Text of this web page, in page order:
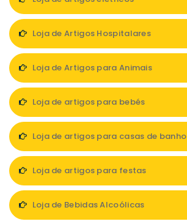
Loja de Artigos Hospitalares
Loja de Artigos para Animais
Loja de artigos para bebés
Loja de artigos para casas de banho
Loja de artigos para festas
Loja de Bebidas Alcoólicas